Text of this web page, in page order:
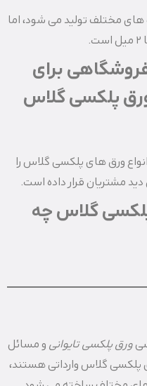
مختلف تولید می شود، اما
برای
پلکسی گلاس
ورق های پلکسی گلاس را
مشتریان قرار داده است.
گلاس چه
ورق پلکسی تایوانی و مسائل
پلکسی گلاس وارداتی هستند،